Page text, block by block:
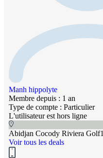
Manh hippolyte
Membre depuis : 1 an
Type de compte : Particulier
L'utilisateur est hors ligne
Abidjan Cocody Riviera Golf1
Voir tous les deals